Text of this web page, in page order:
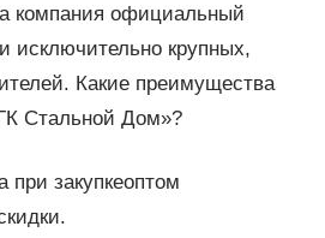
компания официальный
исключительно крупных,
Какие преимущества
Стальной Дом»?
при закупкеоптом